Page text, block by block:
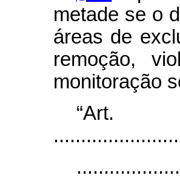
metade se o
áreas de
remoção,
monitoração